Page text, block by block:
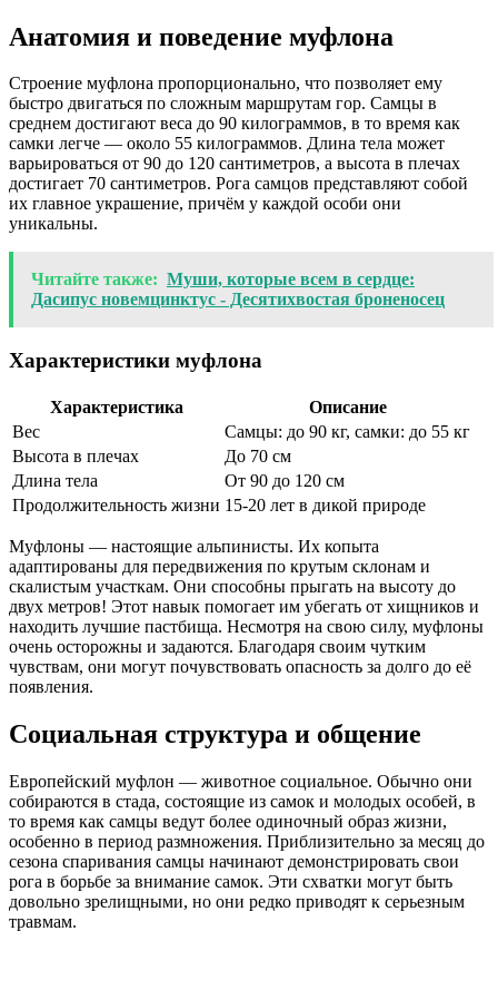
Анатомия и поведение муфлона
Строение муфлона пропорционально, что позволяет ему
быстро двигаться по сложным маршрутам гор. Самцы в
среднем достигают веса до 90 килограммов, в то время как
самки легче — около 55 килограммов. Длина тела может
варьироваться от 90 до 120 сантиметров, а высота в плечах
достигает 70 сантиметров. Рога самцов представляют собой
их главное украшение, причём у каждой особи они
уникальны.
Читайте также: Муши, которые всем в сердце:
Дасипус новемцинктус - Десятихвостая броненосец
Характеристики муфлона
Характеристика
Описание
Вес
Самцы: до 90 кг, самки: до 55 кг
Высота в плечах
До 70 см
Длина тела
От 90 до 120 см
Продолжительность жизни 15-20 лет в дикой природе
Муфлоны — настоящие альпинисты. Их копыта
адаптированы для передвижения по крутым склонам и
скалистым участкам. Они способны прыгать на высоту до
двух метров! Этот навык помогает им убегать от хищников и
находить лучшие пастбища. Несмотря на свою силу, муфлоны
очень осторожны и задаются. Благодаря своим чутким
чувствам, они могут почувствовать опасность за долго до её
появления.
Социальная структура и общение
Европейский муфлон — животное социальное. Обычно они
собираются в стада, состоящие из самок и молодых особей, в
то время как самцы ведут более одиночный образ жизни,
особенно в период размножения. Приблизительно за месяц до
сезона спаривания самцы начинают демонстрировать свои
рога в борьбе за внимание самок. Эти схватки могут быть
довольно зрелищными, но они редко приводят к серьезным
травмам.